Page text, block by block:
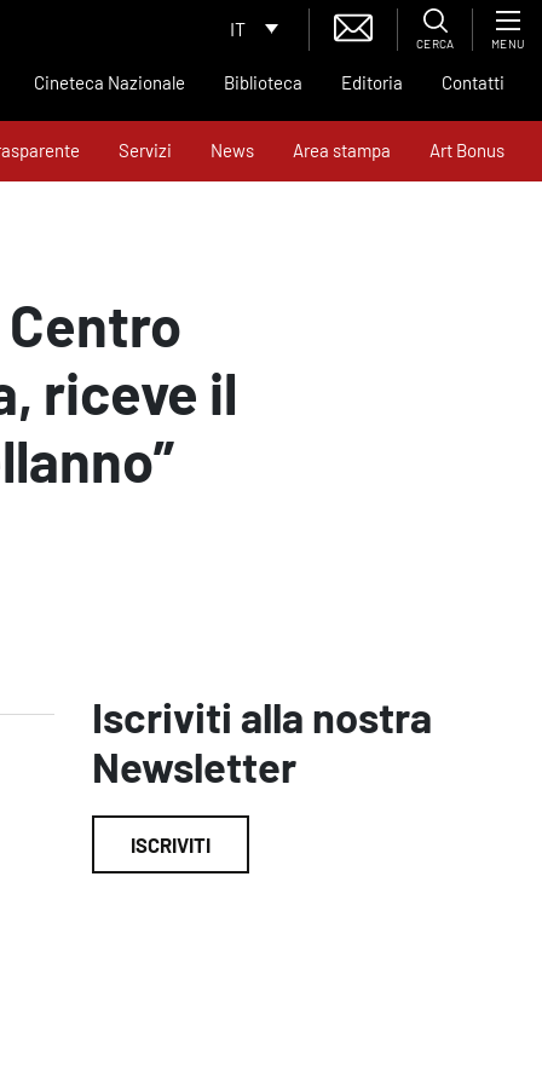
IT
CERCA MENU
Cineteca Nazionale Biblioteca Editoria Contatti
Servizi News Area stampa Art Bonus
Centro
riceve il
Iscriviti alla nostra
Newsletter
ISCRIVITI